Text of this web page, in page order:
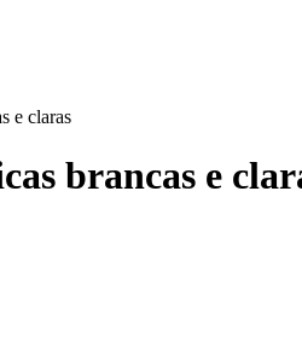
e claras
brancas e